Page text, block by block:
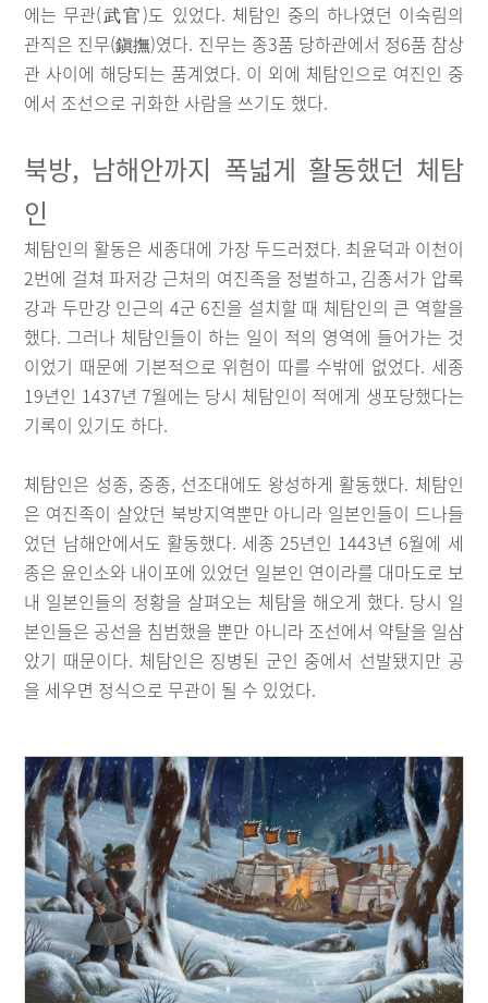
에는 무관(武官)도 있었다. 체탐인 중의 하나였던 이숙림의
관직은 진무(鎭撫)였다. 진무는 종3품 당하관에서 정6품 참상
관 사이에 해당되는 품계였다. 이 외에 체탐인으로 여진인 중
에서 조선으로 귀화한 사람을 쓰기도 했다.
북방, 남해안까지 폭넓게 활동했던 체탐
인
체탐인의 활동은 세종대에 가장 두드러졌다. 최윤덕과 이천이
2번에 걸쳐 파저강 근처의 여진족을 정벌하고, 김종서가 압록
강과 두만강 인근의 4군 6진을 설치할 때 체탐인의 큰 역할을
했다. 그러나 체탐인들이 하는 일이 적의 영역에 들어가는 것
이었기 때문에 기본적으로 위험이 따를 수밖에 없었다. 세종
19년인 1437년 7월에는 당시 체탐인이 적에게 생포당했다는
기록이 있기도 하다.
체탐인은 성종, 중종, 선조대에도 왕성하게 활동했다. 체탐인
은 여진족이 살았던 북방지역뿐만 아니라 일본인들이 드나들
었던 남해안에서도 활동했다. 세종 25년인 1443년 6월에 세
종은 윤인소와 내이포에 있었던 일본인 연이라를 대마도로 보
내 일본인들의 정황을 살펴오는 체탐을 해오게 했다. 당시 일
본인들은 공선을 침범했을 뿐만 아니라 조선에서 약탈을 일삼
았기 때문이다. 체탐인은 징병된 군인 중에서 선발됐지만 공
을 세우면 정식으로 무관이 될 수 있었다.